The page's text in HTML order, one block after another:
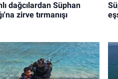
dağcılardan Süphan
zirve tırmanışı